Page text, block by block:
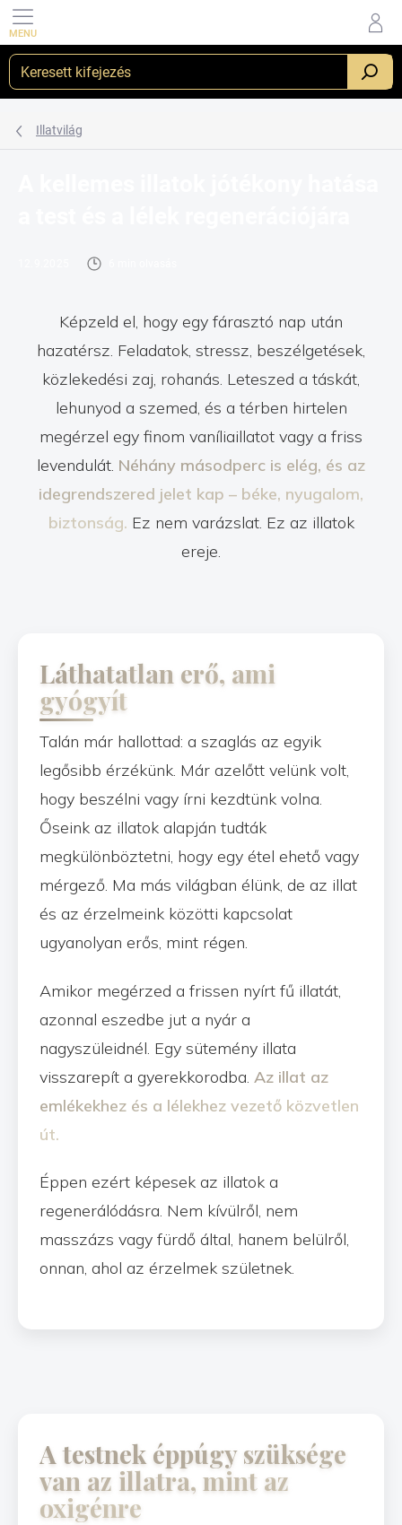
Ugrás a fő tartalomhoz
_
Illatvilág
Képzeld el, hogy egy fárasztó nap után
hazatérsz. Feladatok, stressz, beszélgetések,
közlekedési zaj, rohanás. Leteszed a táskát,
lehunyod a szemed, és a térben hirtelen
megérzel egy finom vaníliaillatot vagy a friss
levendulát. Néhány másodperc is elég, és az
idegrendszered jelet kap – béke, nyugalom,
biztonság. Ez nem varázslat. Ez az illatok
ereje.
Láthatatlan erő, ami
gyógyít
Talán már hallottad: a szaglás az egyik
legősibb érzékünk. Már azelőtt velünk volt,
hogy beszélni vagy írni kezdtünk volna.
Őseink az illatok alapján tudták
megkülönböztetni, hogy egy étel ehető vagy
mérgező. Ma más világban élünk, de az illat
és az érzelmeink közötti kapcsolat
ugyanolyan erős, mint régen.
Amikor megérzed a frissen nyírt fű illatát,
azonnal eszedbe jut a nyár a
nagyszüleidnél. Egy sütemény illata
visszarepít a gyerekkorodba. Az illat az
emlékekhez és a lélekhez vezető közvetlen
út.
Éppen ezért képesek az illatok a
regenerálódásra. Nem kívülről, nem
masszázs vagy fürdő által, hanem belülről,
onnan, ahol az érzelmek születnek.
A testnek éppúgy szüksége
van az illatra, mint az
oxigénre